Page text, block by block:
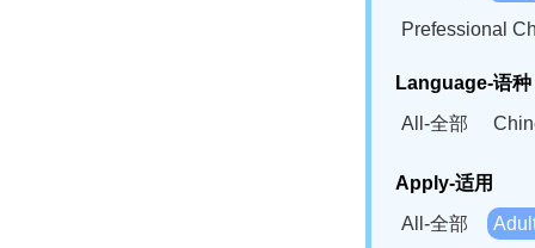
Prefessional
Language-语种
All-全部
Bahasa
Swahili(SW)-
Apply-适用
All-全部